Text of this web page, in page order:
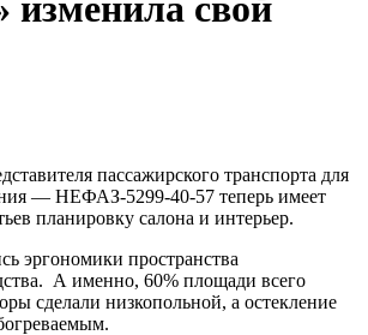
свой
пассажирского транспорта для
— НЕФАЗ-5299-40-57 теперь имеет
планировку салона и интерьер.
эргономики пространства
А именно, 60% площади всего
сделали низкопольной, а остекление